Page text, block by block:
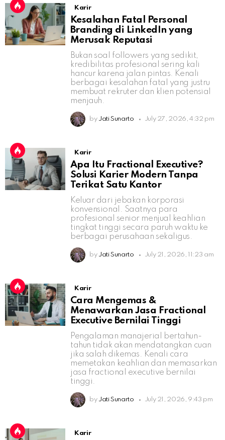
Karir
Kesalahan Fatal Personal
Branding di LinkedIn yang
Merusak Reputasi
Bukan soal followers yang sedikit,
kredibilitas profesional sering kali
hancur karena jalan pintas. Kenali
berbagai kesalahan fatal yang justru
membuat rekruter dan klien potensial
menjauh.
by Jati Sunarto July 27, 2026, 4:32 pm
Karir
Apa Itu Fractional Executive?
Solusi Karier Modern Tanpa
Terikat Satu Kantor
Keluar dari jebakan korporasi
konvensional. Saatnya para
profesional senior menjual keahlian
tingkat tinggi secara paruh waktu ke
berbagai perusahaan sekaligus.
by Jati Sunarto July 21, 2026, 11:23 am
Karir
Cara Mengemas &
Menawarkan Jasa Fractional
Executive Bernilai Tinggi
Pengalaman manajerial bertahun-
tahun tidak akan mendatangkan cuan
jika salah dikemas. Kenali cara
memetakan keahlian dan memasarkan
jasa fractional executive bernilai
tinggi.
by Jati Sunarto July 21, 2026, 9:43 pm
Karir